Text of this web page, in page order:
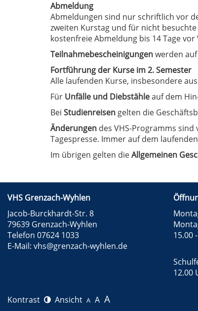
Abmeldung
Abmeldungen sind nur schriftlich vor
zweiten Kurstag und für nicht
kostenfreie Abmeldung bis 14 Tage
Teilnahmebescheinigungenwerden
Fortführung der Kurse im 2. Semester
Alle laufenden Kurse, insbesondere
Für Unfälle und Diebstähleauf dem
Bei Studienreisen gelten die
Änderungen des VHS-Programms
Tagespresse. Immer auf dem
Im übrigen gelten dieAllgemeinen
VHS Grenzach-Wyhlen
Jacob-Burckhardt-Str. 8
79639 Grenzach-Wyhlen
Telefon 07624 1033
E-Mail: vhs@grenzach-wyhlen.de
15.00
12.00
Kontrast Ansicht A A A